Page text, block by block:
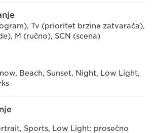
Tv (prioritet brzine zatvarača),
M (ručno), SCN (scena)
Beach, Sunset, Night, Low Light,
Sports, Low Light: prosečno